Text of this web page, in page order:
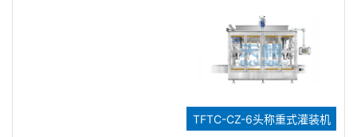
TFTC-CZ-6头称重式灌装机